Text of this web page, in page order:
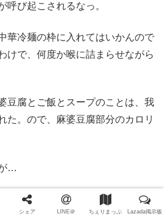
呼び起こされるなっ。
華冷麺の枠に入れてはいかんので
けで、何度か喉に詰まらせながら
豆腐とご飯とスープのことは、我
た。ので、麻婆豆腐部分のカロリ
…
シェア LINE＠ ちぇりまっぷ Lazada掲示板